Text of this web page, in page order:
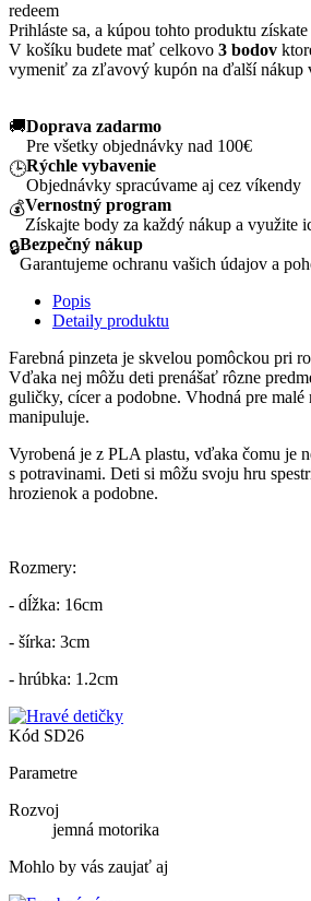
redeem
Prihláste sa, a kúpou tohto produktu získate
V košíku budete mať celkovo 3 bodov
vymeniť za zľavový kupón na ďalší nákup
🚚Doprava zadarmo
Pre všetky objednávky nad 100€
🕒Rýchle vybavenie
Objednávky spracúvame aj cez víkendy
💰Vernostný program
Získajte body za každý nákup a využite
🔒Bezpečný nákup
Garantujeme ochranu vašich údajov a
Popis
Detaily produktu
Farebná pinzeta je skvelou pomôckou pri
Vďaka nej môžu deti prenášať rôzne
guličky, cícer a podobne. Vhodná pre malé
manipuluje.
Vyrobená je z PLA plastu, vďaka čomu je
s potravinami. Deti si môžu svoju hru
hrozienok a podobne.
Rozmery:
- dĺžka: 16cm
- šírka: 3cm
- hrúbka: 1.2cm
Kód SD26
Parametre
Rozvoj
jemná motorika
Mohlo by vás zaujať aj